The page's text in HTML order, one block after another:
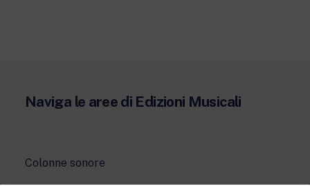
Naviga le aree di Edizioni Musicali
Colonne sonore